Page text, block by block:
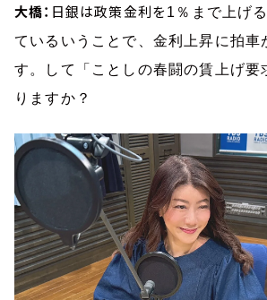
大橋： 日銀は政策金利を 1％まで上げ
ているいうことで、金利上昇に拍車
す。して「ことしの春闘の賃上げ要
りますか？